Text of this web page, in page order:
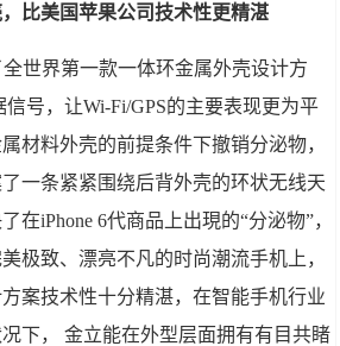
比美国苹果公司技术性更精湛
世界第一款一体环金属外壳设计方
号，让Wi-Fi/GPS的主要表现更为平
材料外壳的前提条件下撤销分泌物，
一条紧紧围绕后背外壳的环状无线天
在iPhone 6代商品上出現的“分泌物”，
极致、漂亮不凡的时尚潮流手机上，
案技术性十分精湛，在智能手机行业
下， 金立能在外型层面拥有有目共睹